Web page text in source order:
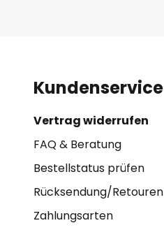
Kundenservice
Vertrag widerrufen
FAQ & Beratung
Bestellstatus prüfen
Rücksendung/Retouren
Zahlungsarten